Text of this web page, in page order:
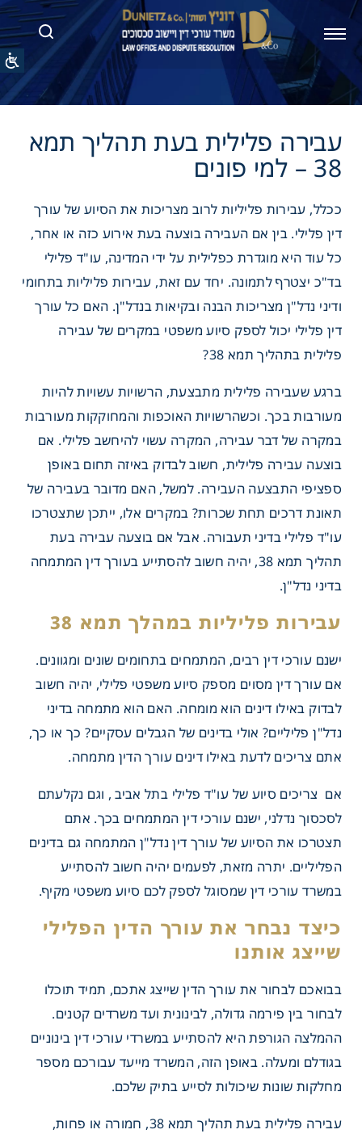
פלילית בעת תהליך תמא
ככלל, עבירות פליליות לרוב מצריכות את הסיוע של עורך
דין פלילי. בין אם העבירה בוצעה בעת אירוע כזה או אחר,
כל עוד היא מוגדרת כפלילית על ידי המדינה, עו"ד פלילי
בד"כ יצטרף לתמונה. יחד עם זאת, עבירות פליליות בתחומי
ודיני נדל"ן מצריכות הבנה ובקיאות בנדל"ן. האם כל עורך
דין פלילי יכול לספק סיוע משפטי במקרים של עבירה
פלילית בתהליך תמא 38?
ברגע שעבירה פלילית מתבצעת, הרשויות עשויות להיות
מעורבות בכך. וכשהרשויות האוכפות והמחוקקות מעורבות
במקרה של דבר עבירה, המקרה עשוי להיחשב פלילי. אם
בוצעה עבירה פלילית, חשוב לבדוק באיזה תחום באופן
ספציפי התבצעה העבירה. למשל, האם מדובר בעבירה של
תאונת דרכים תחת שכרות? במקרים אלו, ייתכן שתצטרכו
עו"ד פלילי בדיני תעבורה. אבל אם בוצעה עבירה בעת
תהליך תמא 38, יהיה חשוב להסתייע בעורך דין המתמחה
בדיני נדל"ן.
ישנם עורכי דין רבים, המתמחים בתחומים שונים ומגוונים.
אם עורך דין מסוים מספק סיוע משפטי פלילי, יהיה חשוב
לבדוק באילו דינים הוא מומחה. האם הוא מתמחה בדיני
נדל"ן פליליים? אולי בדינים של הגבלים עסקיים? כך או כך,
אתם צריכים לדעת באילו דינים עורך הדין מתמחה.
אם צריכים סיוע של עו"ד פלילי בתל אביב , וגם נקלעתם
לסכסוך נדלני, ישנם עורכי דין המתמחים בכך. אתם
תצטרכו את הסיוע של עורך דין נדל"ן המתמחה גם בדינים
הפליליים. יתרה מזאת, לפעמים יהיה חשוב להסתייע
במשרד עורכי דין שמסוגל לספק לכם סיוע משפטי מקיף.
בבואכם לבחור את עורך הדין שייצג אתכם, תמיד תוכלו
לבחור בין פירמה גדולה, לבינונית ועד משרדים קטנים.
ההמלצה הגורפת היא להסתייע במשרדי עורכי דין בינוניים
בגודלם ומעלה. באופן הזה, המשרד מייעד עבורכם מספר
מחלקות שונות שיכולות לסייע בתיק שלכם.
עבירה פלילית בעת תהליך תמא 38, חמורה או פחות,